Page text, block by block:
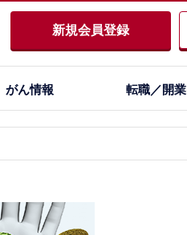
新規会員登録
がん情報 転職／開業